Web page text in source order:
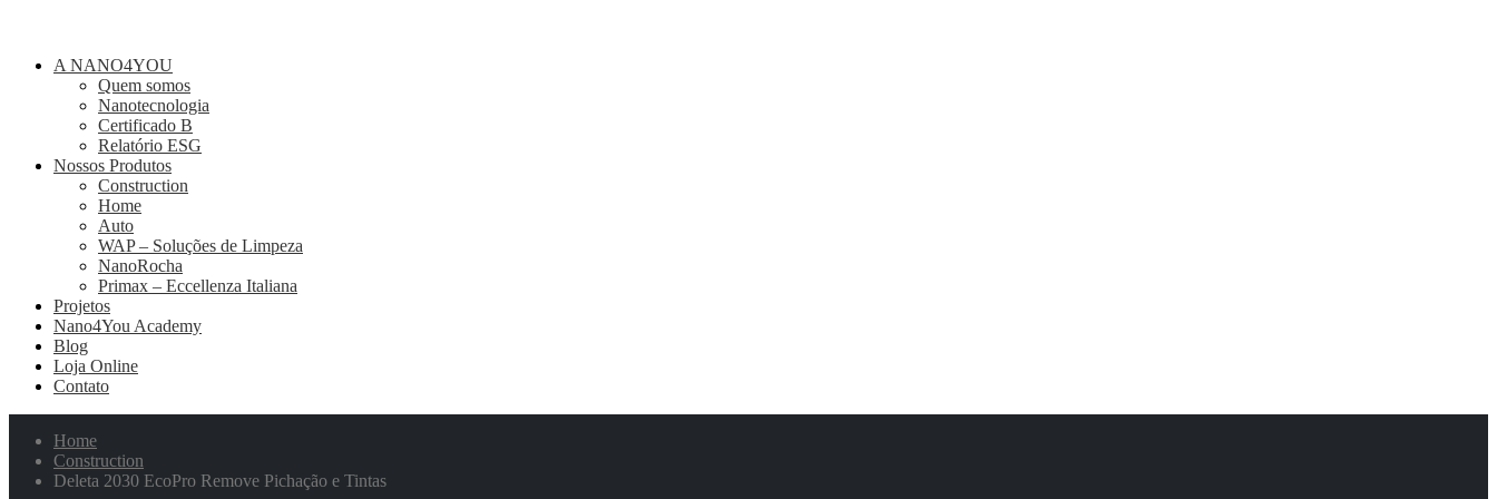
A NANO4YOU
Quem somos
Nanotecnologia
Certificado B
Relatório ESG
Nossos Produtos
Construction
Home
Auto
WAP – Soluções de Limpeza
NanoRocha
Primax – Eccellenza Italiana
Projetos
Nano4You Academy
Blog
Loja Online
Contato
Home
Construction
Deleta 2030 EcoPro Remove Pichação e Tintas